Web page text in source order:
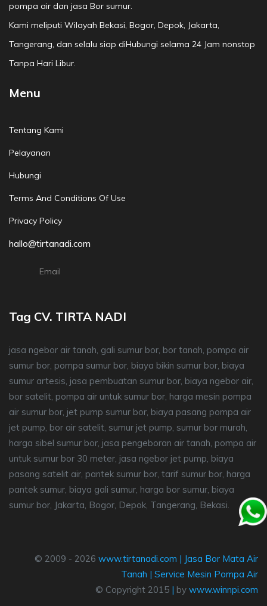
pompa air dan jasa Bor sumur.
Kami meliputi Wilayah Bekasi, Bogor, Depok, Jakarta,
Tangerang, dan selalu siap diHubungi selama 24 Jam nonstop
Tanpa Hari Libur.
Menu
Tentang Kami
Pelayanan
Hubungi
Terms And Conditions Of Use
Privacy Policy
hallo@tirtanadi.com
Email
Tag CV. TIRTA NADI
jasa ngebor air tanah, gali sumur bor, bor tanah, pompa air
sumur bor, pompa sumur bor, biaya bikin sumur bor, biaya
sumur artesis, jasa pembuatan sumur bor, biaya ngebor air,
bor satelit, pompa air untuk sumur bor, harga mesin pompa
air sumur bor, jet pump sumur bor, biaya pasang pompa air
jet pump, bor air satelit, sumur jet pump, sumur bor murah,
harga sibel sumur bor, jasa pengeboran air tanah, pompa air
untuk sumur bor 30 meter, jasa ngebor jet pump, biaya
pasang satelit air, pantek sumur bor, tarif sumur bor, harga
pantek sumur, biaya gali sumur, harga bor sumur, biaya
sumur bor, Jakarta, Bogor, Depok, Tangerang, Bekasi.
© 2009 - 2026 www.tirtanadi.com | Jasa Bor Mata Air
Tanah | Service Mesin Pompa Air
© Copyright 2015 | by www.winnpi.com